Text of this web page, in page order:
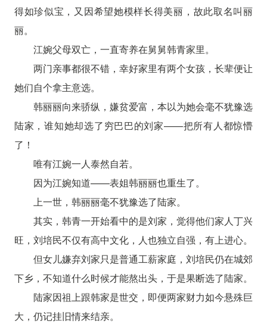
得如珍似宝，又因希望她模样长得美丽，故此取名叫丽
丽。
江婉父母双亡，一直寄养在舅舅韩青家里。
两门亲事都很不错，幸好家里有两个女孩，长辈便让
她们自个拿主意选。
韩丽丽向来骄纵，嫌贫爱富，本以为她会毫不犹豫选
陆家，谁知她却选了穷巴巴的刘家——把所有人都惊懵
了！
唯有江婉一人泰然自若。
因为江婉知道——表姐韩丽丽也重生了。
上一世，韩丽丽毫不犹豫选了陆家。
其实，韩青一开始看中的是刘家，觉得他们家人丁兴
旺，刘培民不仅有高中文化，人也独立自强，有上进心。
但女儿嫌弃刘家只是普通工薪家庭，刘培民仍在城郊
下乡，不知道什么时候才能熬出头，于是果断选了陆家。
陆家因祖上跟韩家是世交，即便两家财力如今悬殊巨
大，仍记挂旧情来结亲。